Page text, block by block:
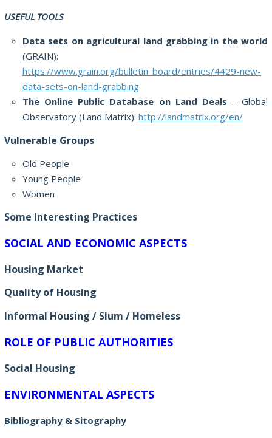
USEFUL TOOLS
Data sets on agricultural land grabbing in the world
(GRAIN):
https://www.grain.org/bulletin_board/entries/4429-new-
data-sets-on-land-grabbing
The Online Public Database on Land Deals – Global
Observatory (Land Matrix): http://landmatrix.org/en/
Vulnerable Groups
Old People
Young People
Women
Some Interesting Practices
SOCIAL AND ECONOMIC ASPECTS
Housing Market
Quality of Housing
Informal Housing / Slum / Homeless
ROLE OF PUBLIC AUTHORITIES
Social Housing
ENVIRONMENTAL ASPECTS
Bibliography & Sitography